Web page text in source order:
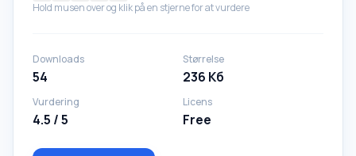
Hold musen over og klik på en stjerne for at vurdere
Downloads
54
Størrelse
236 Кб
Vurdering
4.5 / 5
Licens
Free